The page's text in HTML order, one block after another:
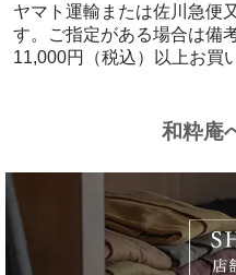
ヤマト運輸または佐川急便
す。ご指定がある場合は備
11,000円（税込）以上お買
和粋庵